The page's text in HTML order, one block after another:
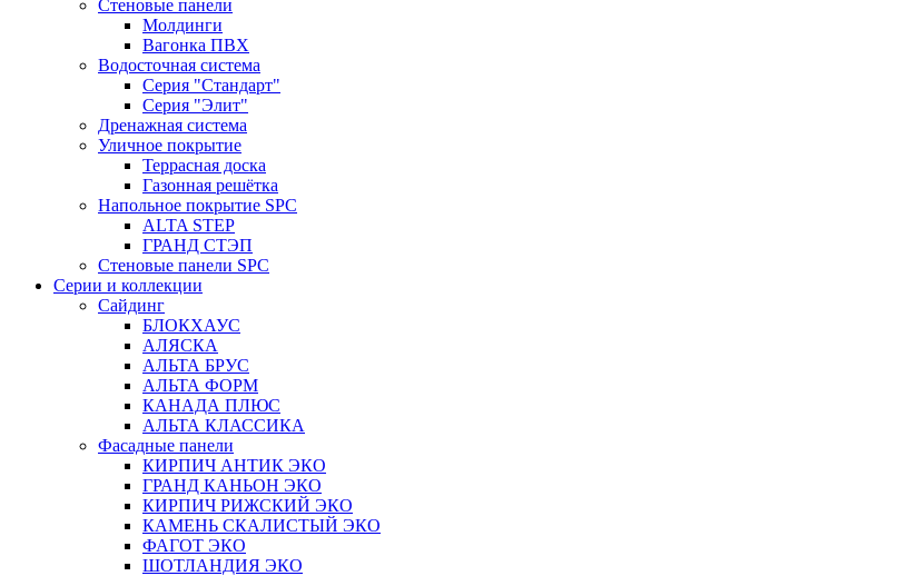
Стеновые панели
Молдинги
Вагонка ПВХ
Водосточная система
Серия "Стандарт"
Серия "Элит"
Дренажная система
Уличное покрытие
Террасная доска
Газонная решётка
Напольное покрытие SPC
ALTA STEP
ГРАНД СТЭП
Стеновые панели SPC
Серии и коллекции
Сайдинг
БЛОКХАУС
АЛЯСКА
АЛЬТА БРУС
АЛЬТА ФОРМ
КАНАДА ПЛЮС
АЛЬТА КЛАССИКА
Фасадные панели
КИРПИЧ АНТИК ЭКО
ГРАНД КАНЬОН ЭКО
КИРПИЧ РИЖСКИЙ ЭКО
КАМЕНЬ СКАЛИСТЫЙ ЭКО
ФАГОТ ЭКО
ШОТЛАНДИЯ ЭКО